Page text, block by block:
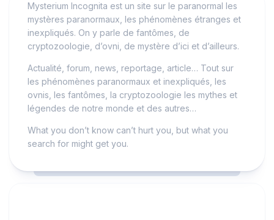
Mysterium Incognita est un site sur le paranormal les
mystères paranormaux, les phénomènes étranges et
inexpliqués. On y parle de fantômes, de
cryptozoologie, d’ovni, de mystère d’ici et d’ailleurs.
Actualité, forum, news, reportage, article… Tout sur
les phénomènes paranormaux et inexpliqués, les
ovnis, les fantômes, la cryptozoologie les mythes et
légendes de notre monde et des autres…
What you don’t know can’t hurt you, but what you
search for might get you.